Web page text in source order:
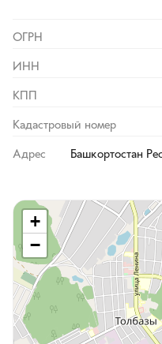
ОГРН
ИНН
КПП
Кадастровый номер
Адрес
Башкортостан
+
−